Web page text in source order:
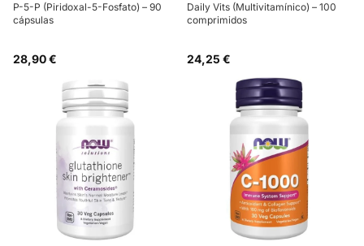
P-5-P (Piridoxal-5-Fosfato) – 90
cápsulas
28,90 €
Daily Vits (Multivitamínico) – 100
comprimidos
24,25 €